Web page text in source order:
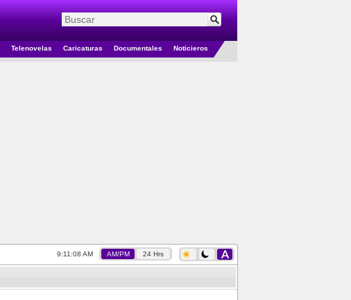
Telenovelas Caricaturas Documentales Noticieros
9:11:09 AM AM/PM 24 Hrs